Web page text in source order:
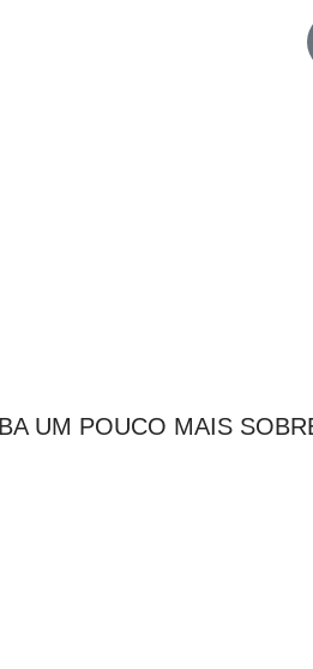
UM POUCO MAIS